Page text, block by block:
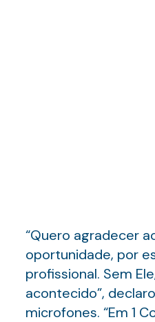
“Quero agradecer
oportunidade, por
profissional. Sem
acontecido”,
microfones. “Em 1